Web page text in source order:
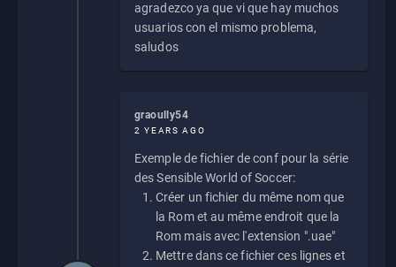
agradezco ya que vi que hay muchos
usuarios con el mismo problema,
saludos
graoully54
2 YEARS AGO
Exemple de fichier de conf pour la série
des Sensible World of Soccer:
Créer un fichier du même nom que
la Rom et au même endroit que la
Rom mais avec l'extension ".uae"
Mettre dans ce fichier ces lignes et